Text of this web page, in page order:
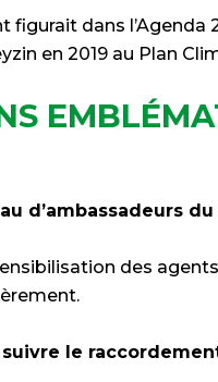
figurait dans l’Agenda
en 2019 au Plan
d’ambassadeurs
des
le